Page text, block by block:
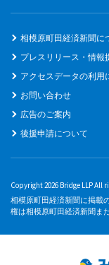
相模原町田経済新聞に
プレスリリース・情報
アクセスデータの利用
お問い合わせ
広告のご案内
後援申請について
Copyright 2026 Bridge LLP All
相模原町田経済新聞に掲載
権は相模原町田経済新聞ま